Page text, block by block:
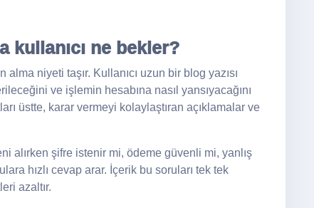
kullanıcı ne bekler?
niyeti taşır. Kullanıcı uzun bir blog yazısı
ve işlemin hesabına nasıl yansıyacağını
üstte, karar vermeyi kolaylaştıran açıklamalar ve
alırken şifre istenir mi, ödeme güvenli mi, yanlış
hızlı cevap arar. İçerik bu soruları tek tek
azaltır.